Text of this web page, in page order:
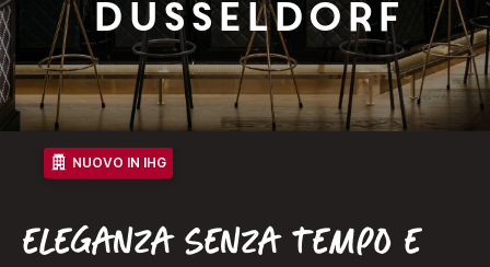
Dusseldorf
NUOVO IN IHG
ELEGANZA SENZA TEMPO E